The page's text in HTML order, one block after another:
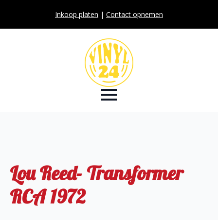
Inkoop platen | Contact opnemen
Lou Reed- Transformer
RCA 1972